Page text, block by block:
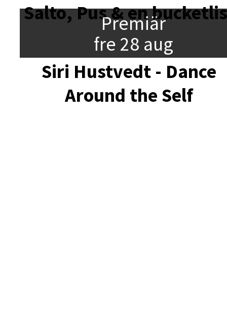
Salto, Pus & en
Premiär
fre 28 aug
Siri Hustvedt - Dance
Around the Self